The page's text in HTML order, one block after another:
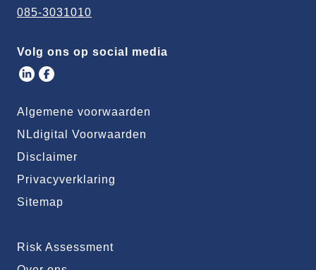
085-3031010
Volg ons op social media
Algemene voorwaarden
NLdigital Voorwaarden
Disclaimer
Privacyverklaring
Sitemap
Risk Assessment